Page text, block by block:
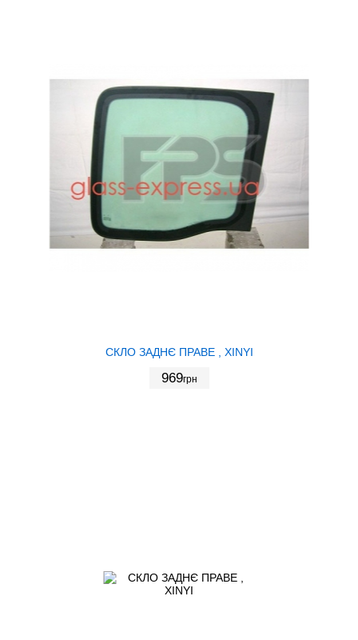
СКЛО ЗАДНЄ ПРАВЕ , XINYI
969грн